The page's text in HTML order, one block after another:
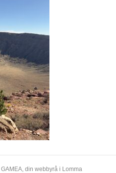
GAMEA, din webbyrå i Lomma